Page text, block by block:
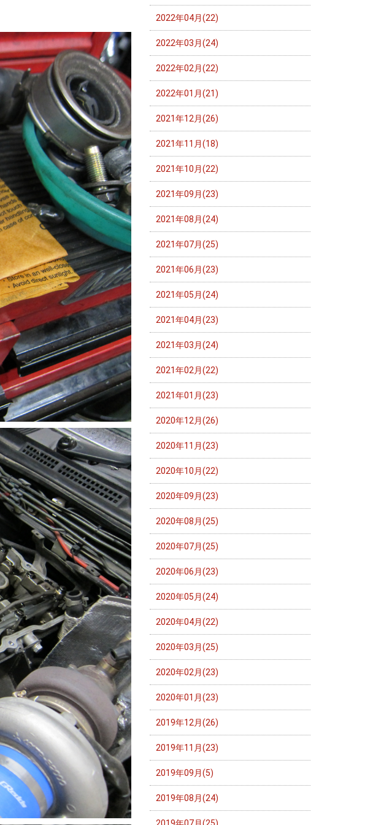
2022年04月(22)
2022年03月(24)
2022年02月(22)
2022年01月(21)
2021年12月(26)
2021年11月(18)
2021年10月(22)
2021年09月(23)
2021年08月(24)
2021年07月(25)
2021年06月(23)
2021年05月(24)
2021年04月(23)
2021年03月(24)
2021年02月(22)
2021年01月(23)
2020年12月(26)
2020年11月(23)
2020年10月(22)
2020年09月(23)
2020年08月(25)
2020年07月(25)
2020年06月(23)
2020年05月(24)
2020年04月(22)
2020年03月(25)
2020年02月(23)
2020年01月(23)
2019年12月(26)
2019年11月(23)
2019年09月(5)
2019年08月(24)